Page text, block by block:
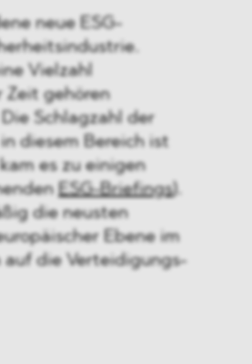
neue ESG-
Vielzahl
Zeit gehören
Schlagzahl der
diesem Bereich ist
es zu einigen
ESG-Briefings).
die neusten
Ebene im
auf die Verteidigungs-